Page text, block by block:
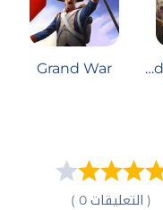
World Conqueror 3
Grand War
( التعليقات 0 )